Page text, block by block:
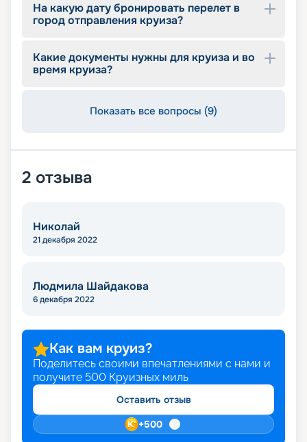
На какую дату бронировать перелет в
город отправления круиза?
Какие документы нужны для круиза и во
время круиза?
Показать все вопросы (9)
2 отзыва
Николай
21 декабря 2022
Людмила Шайдакова
6 декабря 2022
Как вам круиз?
Поделитесь своими впечатлениями с нами и
получите 500 Круизных миль
Оставить отзыв
+500